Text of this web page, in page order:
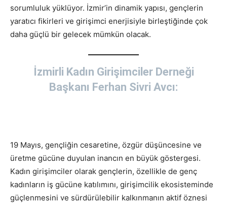
sorumluluk yüklüyor. İzmir’in dinamik yapısı, gençlerin
yaratıcı fikirleri ve girişimci enerjisiyle birleştiğinde çok
daha güçlü bir gelecek mümkün olacak.
İzmirli Kadın Girişimciler Derneği
Başkanı Ferhan Sivri Avcı:
19 Mayıs, gençliğin cesaretine, özgür düşüncesine ve
üretme gücüne duyulan inancın en büyük göstergesi.
Kadın girişimciler olarak gençlerin, özellikle de genç
kadınların iş gücüne katılımını, girişimcilik ekosisteminde
güçlenmesini ve sürdürülebilir kalkınmanın aktif öznesi